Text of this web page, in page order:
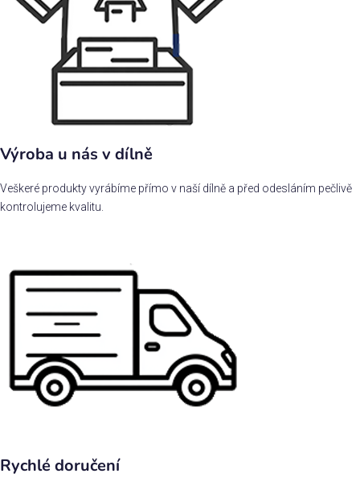
Výroba u nás v dílně
Veškeré produkty vyrábíme přímo v naší dílně a před odesláním pečlivě
kontrolujeme kvalitu.
Rychlé doručení